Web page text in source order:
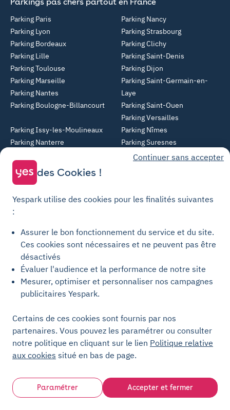
Parkings pas chers partout en France
Parking Paris
Parking Lyon
Parking Bordeaux
Parking Lille
Parking Toulouse
Parking Marseille
Parking Nantes
Parking Boulogne-Billancourt
Parking Nancy
Parking Strasbourg
Parking Clichy
Parking Saint-Denis
Parking Dijon
Parking Saint-Germain-en-
Laye
Parking Saint-Ouen
Parking Versailles
Parking Issy-les-Moulineaux
Parking Nanterre
Parking Angers
Parking Asnières-sur-Seine
Parking Courbevoie
Parking Metz
Parking Nîmes
Parking Suresnes
Parking Villeurbanne
Yespark SAS, titulaire de la carte pro n°CPI 7501 2017 000 019 582 portant
les mentions "Gestion Immobilière" et "Transaction" délivrée par la CCI de
Paris Île-de-France. © Yespark Tous droits réservés.
Conditions générales d'utilisation
Conditions générales de vente Recharge
Politique de confidentialité
Politique relative aux cookies
Mentions légales
Charte de transparence
Continuer sans accepter
des Cookies !
Yespark utilise des cookies pour les finalités suivantes
:
Assurer le bon fonctionnement du service et du site.
Ces cookies sont nécessaires et ne peuvent pas être
désactivés
Évaluer l'audience et la performance de notre site
Mesurer, optimiser et personnaliser nos campagnes
publicitaires Yespark.
Certains de ces cookies sont fournis par nos
partenaires. Vous pouvez les paramétrer ou consulter
notre politique en cliquant sur le lien Politique relative
aux cookies situé en bas de page.
Paramétrer Accepter et fermer